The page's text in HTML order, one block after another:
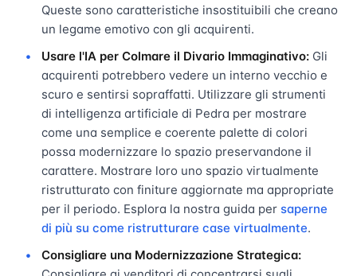
Queste sono caratteristiche insostituibili che creano
un legame emotivo con gli acquirenti.
Usare l'IA per Colmare il Divario Immaginativo: Gli
acquirenti potrebbero vedere un interno vecchio e
scuro e sentirsi sopraffatti. Utilizzare gli strumenti
di intelligenza artificiale di Pedra per mostrare
come una semplice e coerente palette di colori
possa modernizzare lo spazio preservandone il
carattere. Mostrare loro uno spazio virtualmente
ristrutturato con finiture aggiornate ma appropriate
per il periodo. Esplora la nostra guida per saperne
di più su come ristrutturare case virtualmente.
Consigliare una Modernizzazione Strategica: